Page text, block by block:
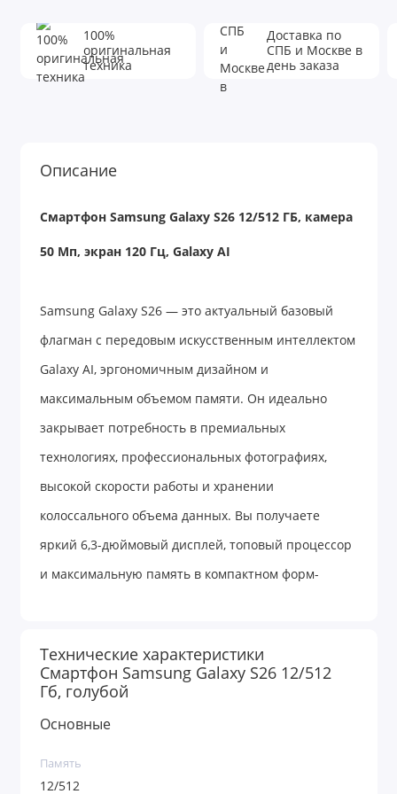
100%
оригинальная
техника
Доставка по
СПБ и Москве в
день заказа
Описание
Смартфон Samsung Galaxy S26 12/512 ГБ, камера
50 Мп, экран 120 Гц, Galaxy AI
Samsung Galaxy S26 — это актуальный базовый
флагман с передовым искусственным интеллектом
Galaxy AI, эргономичным дизайном и
максимальным объемом памяти. Он идеально
закрывает потребность в премиальных
технологиях, профессиональных фотографиях,
высокой скорости работы и хранении
колоссального объема данных. Вы получаете
яркий 6,3-дюймовый дисплей, топовый процессор
и максимальную память в компактном форм-
Ищете самый современный флагман, который
идеально лежит в руке, с легкостью справляется с
любыми задачами и вмещает абсолютно все ваши
версии 12/512 ГБ — это эталон компактного
Технические характеристики
Смартфон Samsung Galaxy S26 12/512
Гб, голубой
Основные
Память
12/512